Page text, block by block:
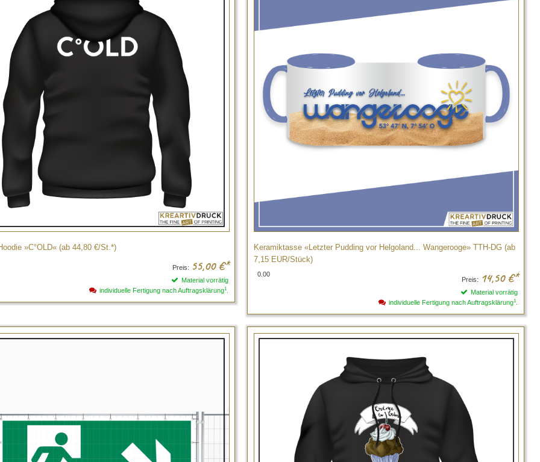
»C°OLD« (ab 44,80 €/St.*)
Preis: 55,00 €*
Material vorrätig
individuelle Fertigung nach Auftragsklärung1.
Keramiktasse «Letzter Pudding vor Helgoland... Wangerooge» TTH-DG (ab
7,15 EUR/Stück)
0.00
Preis: 14,50 €*
Material vorrätig
individuelle Fertigung nach Auftragsklärung1.